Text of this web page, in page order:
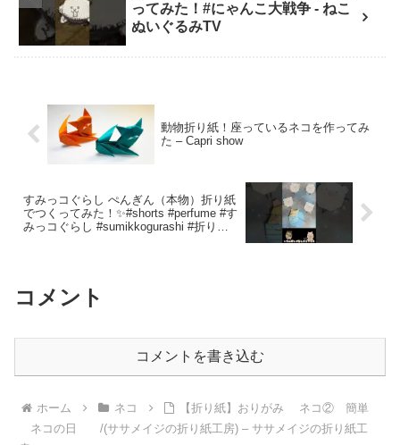
ってみた！#にゃんこ大戦争 - ねこ
ぬいぐるみTV
動物折り紙！座っているネコを作ってみ
た – Capri show
すみっコぐらし ぺんぎん（本物）折り紙
でつくってみた！✨#shorts #perfume #す
みっコぐらし #sumikkogurashi #折り紙 #
コメント
コメントを書き込む
ホーム ネコ
【折り紙】おりがみ ネコ② 簡単
ネコの日 /(ササメイジの折り紙工房) – ササメイジの折り紙工